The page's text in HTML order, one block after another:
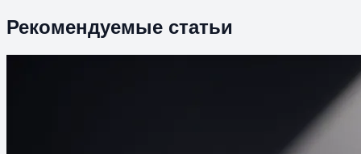
Рекомендуемые статьи